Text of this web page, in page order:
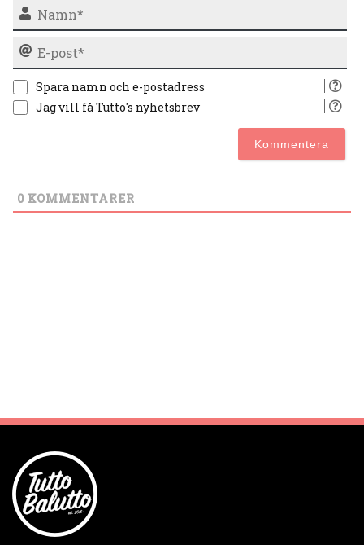
Spara namn och e-postadress
Jag vill få Tutto's nyhetsbrev
0 KOMMENTARER